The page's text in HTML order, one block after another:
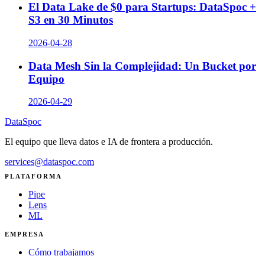
El Data Lake de $0 para Startups: DataSpoc +
S3 en 30 Minutos
2026-04-28
Data Mesh Sin la Complejidad: Un Bucket por
Equipo
2026-04-29
DataSpoc
El equipo que lleva datos e IA de frontera a producción.
services@dataspoc.com
PLATAFORMA
Pipe
Lens
ML
EMPRESA
Cómo trabajamos